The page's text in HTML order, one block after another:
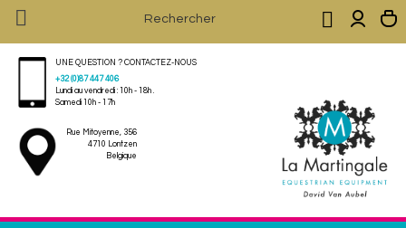
 
UNE QUESTION ? CONTACTEZ-NOUS
+32 (0)87 447 406
Lundi au vendredi : 10h - 18h .
Samedi 10h - 17h
Rue Mitoyenne, 356
4710 Lontzen
Belgique